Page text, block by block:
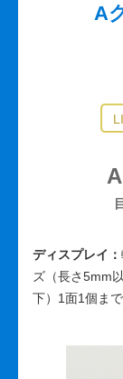
A
ディスプレイ：
ズ（長さ5mm
下）1面1個まで